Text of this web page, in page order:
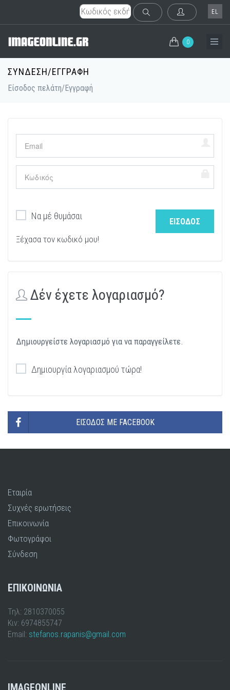
EL
0
ΣΥΝΔΕΣΗ/ΕΓΓΡΑΦΗ
Είσοδος πελάτη/Εγγραφή
Email
password
Να μέ θυμάσαι
ΕΊΣΟΔΟΣ
Ξέχασα τον κωδικό μου!
Δέν έχετε λογαριασμό?
Δημιουργείστε λογαριασμό για να παραγγείλετε.
Δημιουργία λογαριασμού τώρα!
ΕΊΣΟΔΟΣ ΜΕ FACEBOOK
Εταιρία
Συχνές ερωτήσεις
Επικοινωνία
Φωτογράφοι
Σύνδεση
ΕΠΙΚΟΙΝΩΝΙΑ
Τηλ: 2810370055
Κιν: 6974855747
Email: stefanos.rapanis@gmail.com
IMAGEONLINE